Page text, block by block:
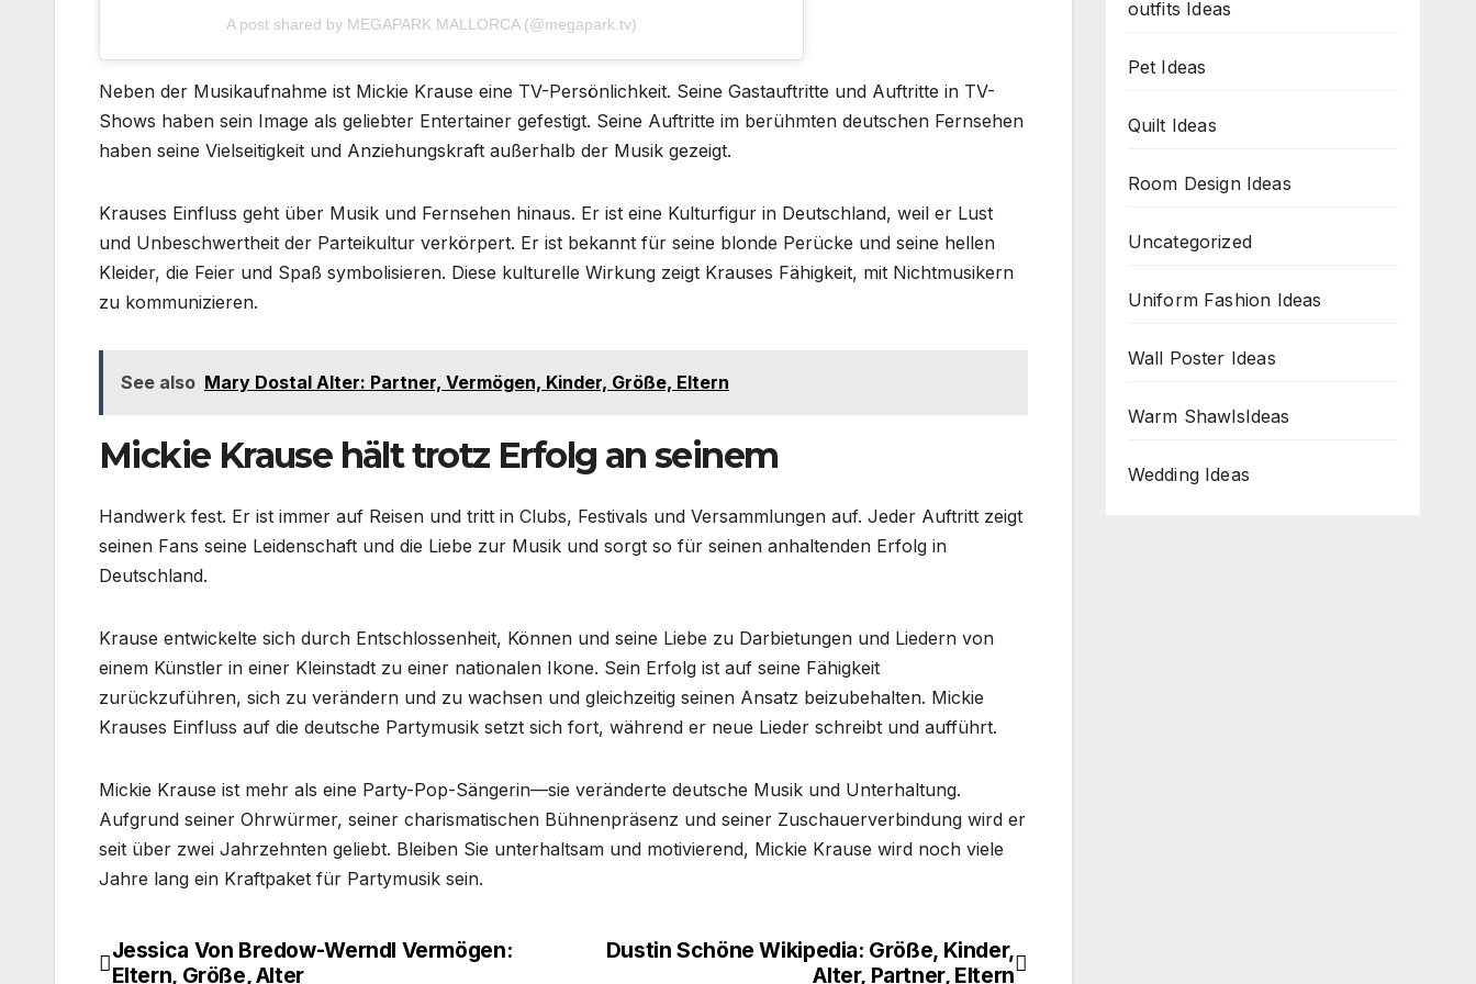
A post shared by MEGAPARK MALLORCA (@megapark.tv)
Neben der Musikaufnahme ist Mickie Krause eine TV-Persönlichkeit. Seine Gastauftritte und Auftritte in TV-
Shows haben sein Image als geliebter Entertainer gefestigt. Seine Auftritte im berühmten deutschen Fernsehen
haben seine Vielseitigkeit und Anziehungskraft außerhalb der Musik gezeigt.
Krauses Einfluss geht über Musik und Fernsehen hinaus. Er ist eine Kulturfigur in Deutschland, weil er Lust
und Unbeschwertheit der Parteikultur verkörpert. Er ist bekannt für seine blonde Perücke und seine hellen
Kleider, die Feier und Spaß symbolisieren. Diese kulturelle Wirkung zeigt Krauses Fähigkeit, mit Nichtmusikern
zu kommunizieren.
See also Mary Dostal Alter: Partner, Vermögen, Kinder, Größe, Eltern
Mickie Krause hält trotz Erfolg an seinem
Handwerk fest. Er ist immer auf Reisen und tritt in Clubs, Festivals und Versammlungen auf. Jeder Auftritt zeigt
seinen Fans seine Leidenschaft und die Liebe zur Musik und sorgt so für seinen anhaltenden Erfolg in
Deutschland.
Krause entwickelte sich durch Entschlossenheit, Können und seine Liebe zu Darbietungen und Liedern von
einem Künstler in einer Kleinstadt zu einer nationalen Ikone. Sein Erfolg ist auf seine Fähigkeit
zurückzuführen, sich zu verändern und zu wachsen und gleichzeitig seinen Ansatz beizubehalten. Mickie
Krauses Einfluss auf die deutsche Partymusik setzt sich fort, während er neue Lieder schreibt und aufführt.
Mickie Krause ist mehr als eine Party-Pop-Sängerin—sie veränderte deutsche Musik und Unterhaltung.
Aufgrund seiner Ohrwürmer, seiner charismatischen Bühnenpräsenz und seiner Zuschauerverbindung wird er
seit über zwei Jahrzehnten geliebt. Bleiben Sie unterhaltsam und motivierend, Mickie Krause wird noch viele
Jahre lang ein Kraftpaket für Partymusik sein.
Post
Dustin Schöne Wikipedia: Größe, Kinder,
Alter, Partner, Eltern
Jessica Von Bredow-Werndl Vermögen:
Eltern, Größe, Alter
outfits Ideas
Pet Ideas
Quilt Ideas
Room Design Ideas
Uncategorized
Uniform Fashion Ideas
Wall Poster Ideas
Warm ShawlsIdeas
Wedding Ideas